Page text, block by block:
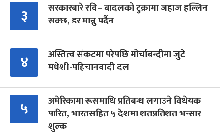
३
सरकारबारे रवि– बादलको टुक्रामा जहाज हल्लिन
सक्छ, डर मान्नु पर्दैन
४
अस्तित्व संकटमा परेपछि मोर्चाबन्दीमा जुटे
मधेशी-पहिचानवादी दल
५
अमेरिकामा रूसमाथि प्रतिबन्ध लगाउने विधेयक
पारित, भारतसहित ५ देशमा शतप्रतिशत भन्सार
शुल्क